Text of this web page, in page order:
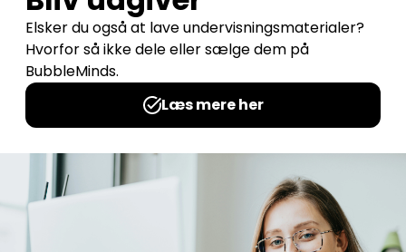
Udgives af: Michelles Kreative Univers
0,00kr